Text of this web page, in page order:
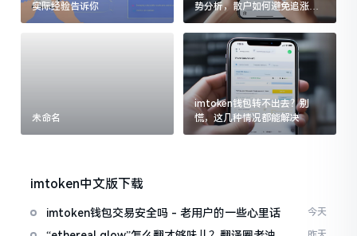
实际经验告诉你
势分析，散户如何避免追涨杀
跌被套牢
未命名
imtoken钱包转不出去？别
慌，这几种情况都能解决
imtoken中文版下载
imtoken钱包交易安全吗 - 老用户的一些心里话 今天